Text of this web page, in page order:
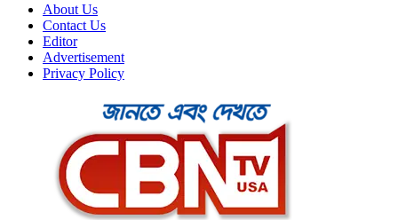
About Us
Contact Us
Editor
Advertisement
Privacy Policy